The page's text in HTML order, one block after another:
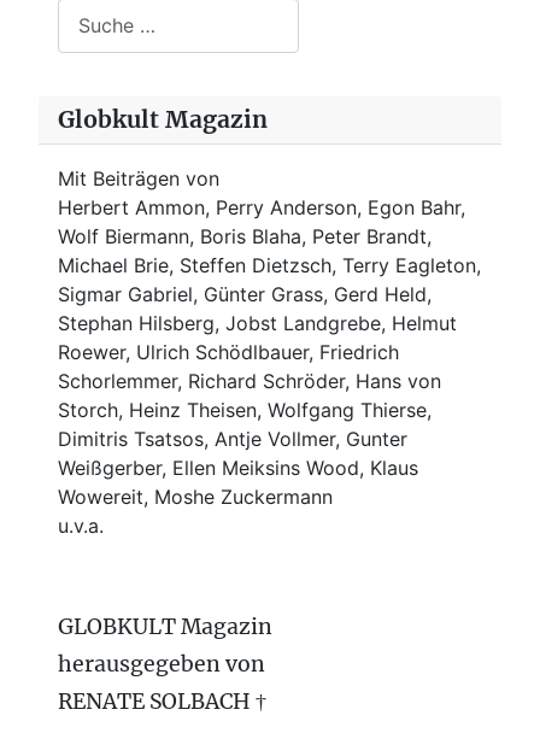
Globkult Magazin
Mit Beiträgen von
Herbert Ammon, Perry Anderson, Egon Bahr,
Wolf Biermann, Boris Blaha, Peter Brandt,
Michael Brie, Steffen Dietzsch, Terry Eagleton,
Sigmar Gabriel, Günter Grass, Gerd Held,
Stephan Hilsberg, Jobst Landgrebe, Helmut
Roewer, Ulrich Schödlbauer, Friedrich
Schorlemmer, Richard Schröder, Hans von
Storch, Heinz Theisen, Wolfgang Thierse,
Dimitris Tsatsos, Antje Vollmer, Gunter
Weißgerber, Ellen Meiksins Wood, Klaus
Wowereit, Moshe Zuckermann
u.v.a.
GLOBKULT Magazin
herausgegeben von
RENATE SOLBACH †